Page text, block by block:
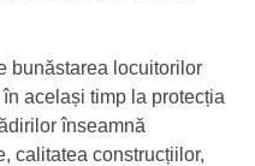
bunăstarea locuitorilor
același timp la protecția
înseamnă
calitatea construcțiilor,